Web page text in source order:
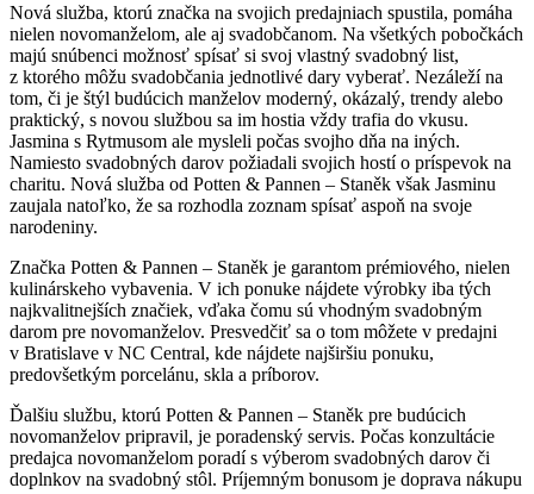
Nová služba, ktorú značka na svojich predajniach spustila, pomáha
nielen novomanželom, ale aj svadobčanom. Na všetkých pobočkách
majú snúbenci možnosť spísať si svoj vlastný svadobný list,
z ktorého môžu svadobčania jednotlivé dary vyberať. Nezáleží na
tom, či je štýl budúcich manželov moderný, okázalý, trendy alebo
praktický, s novou službou sa im hostia vždy trafia do vkusu.
Jasmina s Rytmusom ale mysleli počas svojho dňa na iných.
Namiesto svadobných darov požiadali svojich hostí o príspevok na
charitu. Nová služba od Potten & Pannen – Staněk však Jasminu
zaujala natoľko, že sa rozhodla zoznam spísať aspoň na svoje
narodeniny.
Značka Potten & Pannen – Staněk je garantom prémiového, nielen
kulinárskeho vybavenia. V ich ponuke nájdete výrobky iba tých
najkvalitnejších značiek, vďaka čomu sú vhodným svadobným
darom pre novomanželov. Presvedčiť sa o tom môžete v predajni
v Bratislave v NC Central, kde nájdete najširšiu ponuku,
predovšetkým porcelánu, skla a príborov.
Ďalšiu službu, ktorú Potten & Pannen – Staněk pre budúcich
novomanželov pripravil, je poradenský servis. Počas konzultácie
predajca novomanželom poradí s výberom svadobných darov či
doplnkov na svadobný stôl. Príjemným bonusom je doprava nákupu